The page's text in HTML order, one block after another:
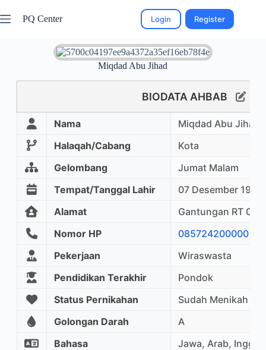
PQ Center Login Register
Miqdad Abu Jihad
BIODATA AHBAB
Nama
Miqdad Abu Jihad
Halaqah/Cabang
Kota
Gelombang
Jumat Malam
Tempat/Tanggal Lahir
07 Desember 1988
Alamat
Gantungan RT
Nomor HP
085724200000
Pekerjaan
Wiraswasta
Pendidikan Terakhir
Pondok
Status Pernikahan
Sudah Menikah
Golongan Darah
A
Bahasa
Jawa, Arab, Inggris